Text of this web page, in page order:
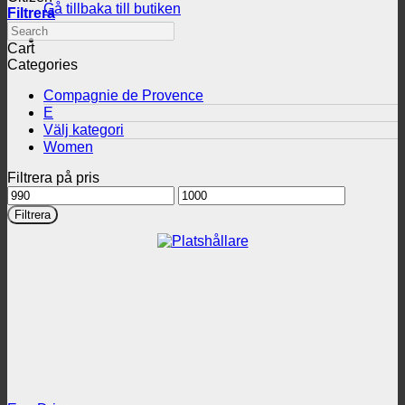
Gå tillbaka till butiken
Filtrera
Search
Cart
Categories
Compagnie de Provence
E
Välj kategori
Women
Filtrera på pris
Min
pris
Max
pris
Filtrera